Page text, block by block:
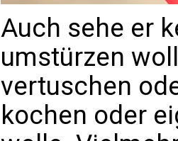
Auch sehe er
umstürzen
vertuschen
kochen oder